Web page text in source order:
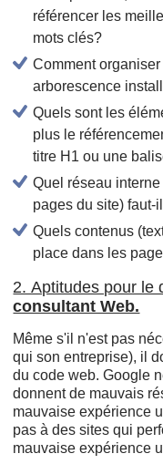
référencer les
mots clés?
Comment
arborescence
Quels sont les
plus le
titre H1 ou une
Quel réseau
pages du site) faut-
Quels contenus
place dans les
2. Aptitudes pour le
consultant Web.
Même s'il n'est pas
qui son entreprise), il
du code web. Google
donnent de mauvais
mauvaise expérience
pas à des sites qui
mauvaise expérience